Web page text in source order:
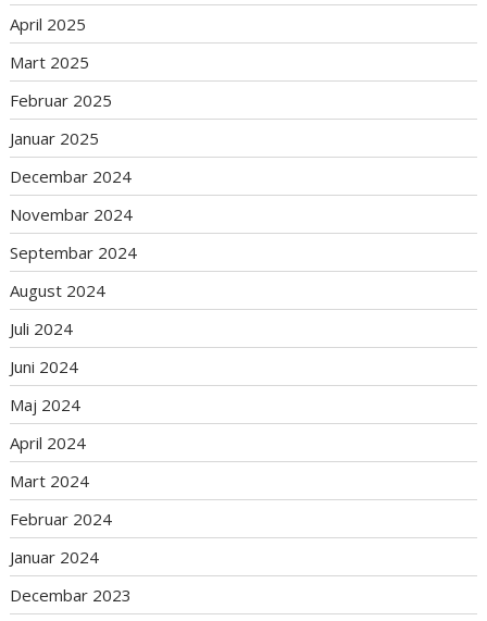
April 2025
Mart 2025
Februar 2025
Januar 2025
Decembar 2024
Novembar 2024
Septembar 2024
August 2024
Juli 2024
Juni 2024
Maj 2024
April 2024
Mart 2024
Februar 2024
Januar 2024
Decembar 2023